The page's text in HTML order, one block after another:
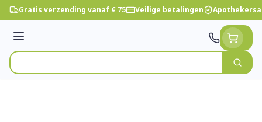
Ga naar de inhoud
Gratis verzending vanaf € 75 Veilige betalingen
Menu
Product, merk, categorie...
Zoek